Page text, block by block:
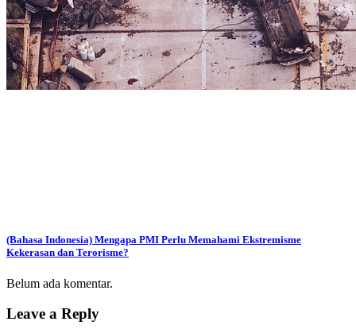
(Bahasa Indonesia) Mengapa PMI Perlu Memahami Ekstremisme
Kekerasan dan Terorisme?
Belum ada komentar.
Leave a Reply